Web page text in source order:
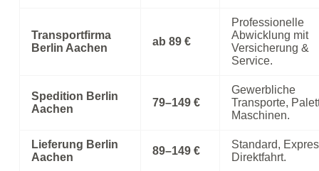
Transportfirma
Berlin Aachen
ab 89 €
Professionelle
Abwicklung mit
Versicherung &
Service.
Spedition Berlin
Aachen
79–149 €
Gewerbliche
Transporte,
Maschinen.
Lieferung Berlin
Aachen
89–149 €
Standard,
Direktfahrt.